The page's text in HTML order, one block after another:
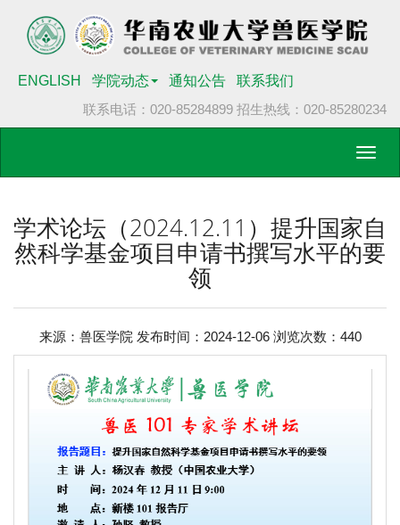
ENGLISH 学院动态 通知公告
联系我们
联系电话：020-85284899 招生热线：020-85280234
学术论坛（2024.12.11）提升国家自
然科学基金项目申请书撰写水平的要
领
来源：兽医学院 发布时间：2024-12-06 浏览次数： 440